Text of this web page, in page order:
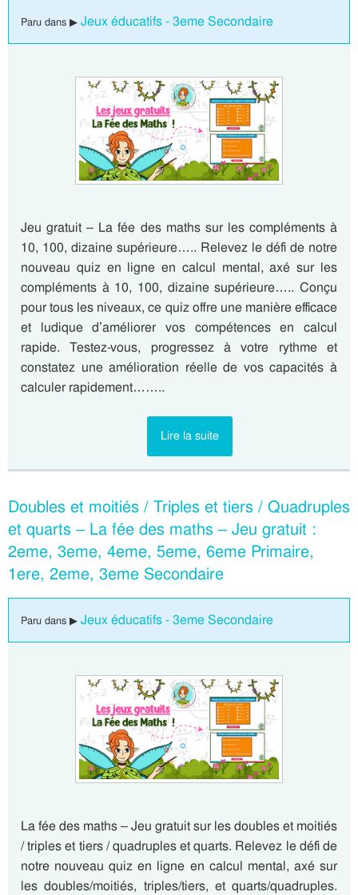
Paru dans ▶ Jeux éducatifs - 3eme Secondaire
Jeu gratuit – La fée des maths sur les compléments à
10, 100, dizaine supérieure….. Relevez le défi de notre
nouveau quiz en ligne en calcul mental, axé sur les
compléments à 10, 100, dizaine supérieure….. Conçu
pour tous les niveaux, ce quiz offre une manière efficace
et ludique d’améliorer vos compétences en calcul
rapide. Testez-vous, progressez à votre rythme et
constatez une amélioration réelle de vos capacités à
calculer rapidement……..
Lire la suite
Doubles et moitiés / Triples et tiers / Quadruples
et quarts – La fée des maths – Jeu gratuit :
2eme, 3eme, 4eme, 5eme, 6eme Primaire,
1ere, 2eme, 3eme Secondaire
Paru dans ▶ Jeux éducatifs - 3eme Secondaire
La fée des maths – Jeu gratuit sur les doubles et moitiés
/ triples et tiers / quadruples et quarts. Relevez le défi de
notre nouveau quiz en ligne en calcul mental, axé sur
les doubles/moitiés, triples/tiers, et quarts/quadruples.